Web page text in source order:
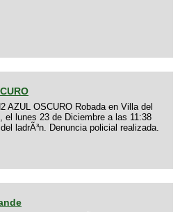
AZUL OSCURO Robada en Villa del
el lunes 23 de Diciembre a las 11:38
ladrÃ³n. Denuncia policial realizada.